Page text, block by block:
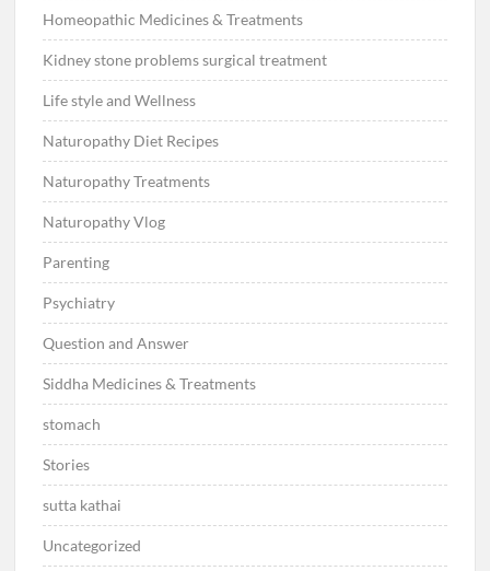
Homeopathic Medicines & Treatments
Kidney stone problems surgical treatment
Life style and Wellness
Naturopathy Diet Recipes
Naturopathy Treatments
Naturopathy Vlog
Parenting
Psychiatry
Question and Answer
Siddha Medicines & Treatments
stomach
Stories
sutta kathai
Uncategorized